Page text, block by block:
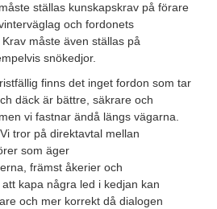
ställas kunskapskrav på förare
och fordonets
måste även ställas på
snökedjor.
finns det inget fordon som tar
däck är bättre, säkrare och
vi fastnar ändå längs vägarna.
tror på direktavtal mellan
som äger
främst åkerier och
kapa några led i kedjan kan
och mer korrekt då dialogen